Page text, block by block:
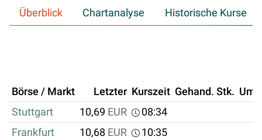
Überblick Chartanalyse Historische Kurse
Börse / Markt Letzter Kurszeit Gehand. Stk.
Stuttgart
10,69 EUR
08:34
Frankfurt
10,68 EUR 10:35